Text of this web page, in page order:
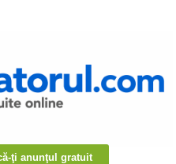
ţi anunţul gratuit